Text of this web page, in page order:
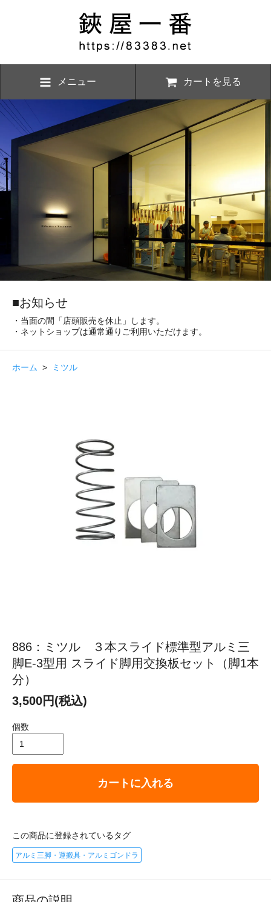
メニュー カートを見る
■お知らせ
・当面の間「店頭販売を休止」します。
・ネットショップは通常通りご利用いただけます。
ホーム > ミツル
886：ミツル ３本スライド標準型アルミ三
脚E-3型用 スライド脚用交換板セット（脚1本
分）
3,500円(税込)
個数
カートに入れる
この商品に登録されているタグ
アルミ三脚・運搬具・アルミゴンドラ